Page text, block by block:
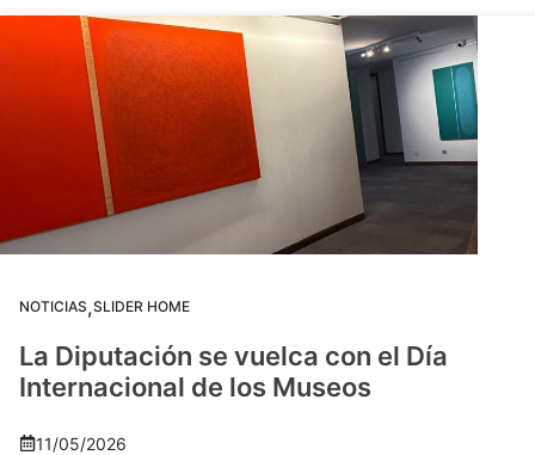
NOTICIAS,SLIDER HOME
La Diputación se vuelca con el Día
Internacional de los Museos
11/05/2026